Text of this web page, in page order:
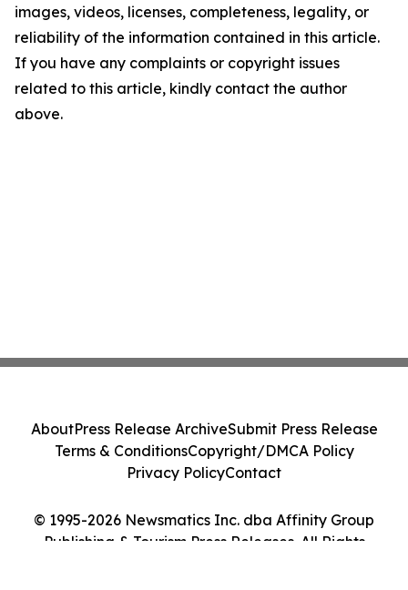
images, videos, licenses, completeness, legality, or
reliability of the information contained in this article.
If you have any complaints or copyright issues
related to this article, kindly contact the author
above.
© 1995-2026 Newsmatics Inc. dba Affinity Group
Publishing & Tourism Press Releases. All Rights
AboutPress Release ArchiveSubmit Press Release
Terms & ConditionsCopyright/DMCA Policy
Privacy PolicyContact